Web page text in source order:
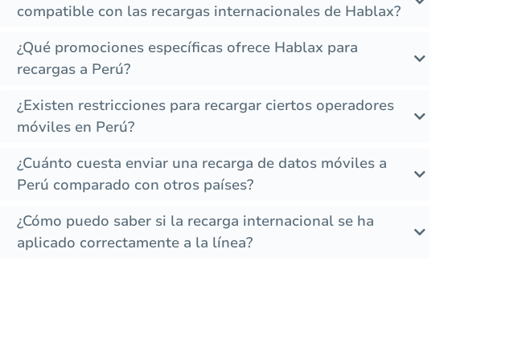
compatible con las recargas internacionales de Hablax?
¿Qué promociones específicas ofrece Hablax para
recargas a Perú?
¿Existen restricciones para recargar ciertos operadores
móviles en Perú?
¿Cuánto cuesta enviar una recarga de datos móviles a
Perú comparado con otros países?
¿Cómo puedo saber si la recarga internacional se ha
aplicado correctamente a la línea?